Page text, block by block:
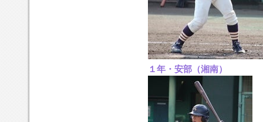
１年・安部（湘南）